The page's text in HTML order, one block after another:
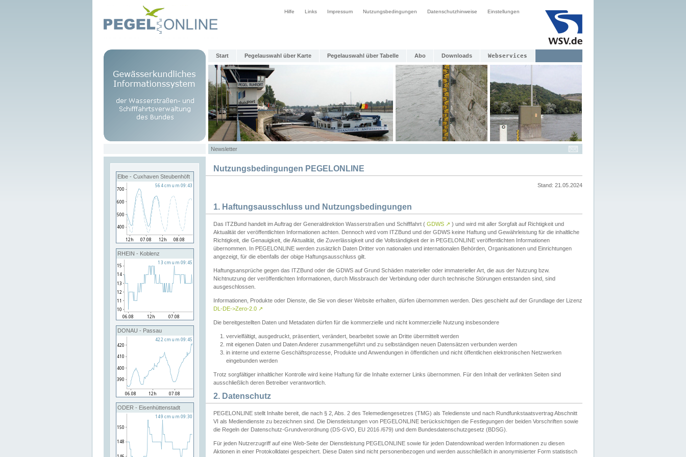
Hilfe Links Impressum Nutzungsbedingungen Datenschutzhinweise Einstellungen
Start Pegelauswahl über Karte Pegelauswahl über Tabelle Abo Downloads Webservices
Newsletter
Elbe - Cuxhaven Steubenhöft
RHEIN - Koblenz
DONAU - Passau
ODER - Eisenhüttenstadt
Nutzungsbedingungen PEGELONLINE
Stand: 21.05.2024
1. Haftungsausschluss und Nutzungsbedingungen
Das ITZBund handelt im Auftrag der Generaldirektion Wasserstraßen und Schifffahrt ( GDWS ↗ ) und wird mit aller Sorgfalt auf Richtigkeit und
Aktualität der veröffentlichten Informationen achten. Dennoch wird vom ITZBund und der GDWS keine Haftung und Gewährleistung für die inhaltliche
Richtigkeit, die Genauigkeit, die Aktualität, die Zuverlässigkeit und die Vollständigkeit der in PEGELONLINE veröffentlichten Informationen
übernommen. In PEGELONLINE werden zusätzlich Daten Dritter von nationalen und internationalen Behörden, Organisationen und Einrichtungen
angezeigt, für die ebenfalls der obige Haftungsausschluss gilt.
Haftungsansprüche gegen das ITZBund oder die GDWS auf Grund Schäden materieller oder immaterieller Art, die aus der Nutzung bzw.
Nichtnutzung der veröffentlichten Informationen, durch Missbrauch der Verbindung oder durch technische Störungen entstanden sind, sind
ausgeschlossen.
Informationen, Produkte oder Dienste, die Sie von dieser Website erhalten, dürfen übernommen werden. Dies geschieht auf der Grundlage der Lizenz
DL-DE->Zero-2.0 ↗
Die bereitgestellten Daten und Metadaten dürfen für die kommerzielle und nicht kommerzielle Nutzung insbesondere
vervielfältigt, ausgedruckt, präsentiert, verändert, bearbeitet sowie an Dritte übermittelt werden
mit eigenen Daten und Daten Anderer zusammengeführt und zu selbständigen neuen Datensätzen verbunden werden
in interne und externe Geschäftsprozesse, Produkte und Anwendungen in öffentlichen und nicht öffentlichen elektronischen Netzwerken
eingebunden werden
Trotz sorgfältiger inhaltlicher Kontrolle wird keine Haftung für die Inhalte externer Links übernommen. Für den Inhalt der verlinkten Seiten sind
ausschließlich deren Betreiber verantwortlich.
2. Datenschutz
PEGELONLINE stellt Inhalte bereit, die nach § 2, Abs. 2 des Telemediengesetzes (TMG) als Teledienste und nach Rundfunkstaatsvertrag Abschnitt
VI als Mediendienste zu bezeichnen sind. Die Dienstleistungen von PEGELONLINE berücksichtigen die Festlegungen der beiden Vorschriften sowie
die Regeln der Datenschutz-Grundverordnung (DS-GVO, EU 2016 /679) und dem Bundesdatenschutzgesetz (BDSG).
Für jeden Nutzerzugriff auf eine Web-Seite der Dienstleistung PEGELONLINE sowie für jeden Datendownload werden Informationen zu diesen
Aktionen in einer Protokolldatei gespeichert. Diese Daten sind nicht personenbezogen und werden ausschließlich in anonymisierter Form statistisch